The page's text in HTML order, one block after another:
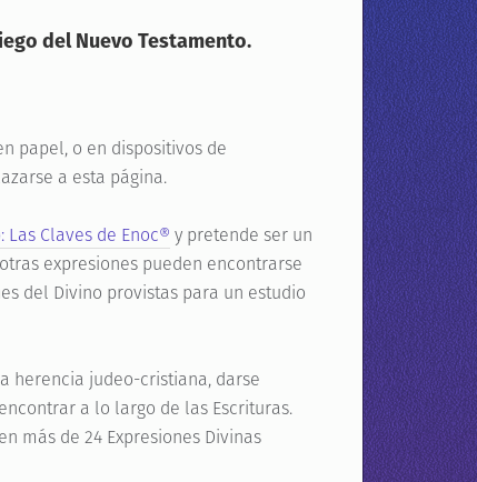
del Nuevo Testamento.
papel, o en dispositivos de
a esta página.
Claves de Enoc® y pretende ser un
expresiones pueden encontrarse
del Divino provistas para un estudio
herencia judeo-cristiana, darse
a lo largo de las Escrituras.
más de 24 Expresiones Divinas